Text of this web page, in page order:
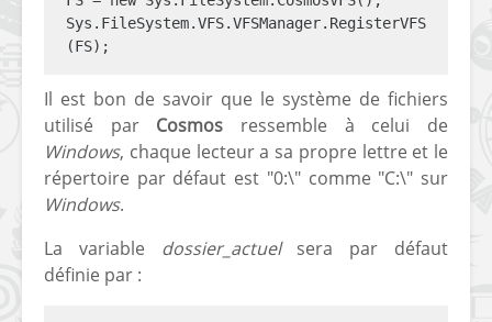
Sys.FileSystem.VFS.VFSManager.RegisterVFS
(FS);
Il est bon de savoir que le système de fichiers
utilisé par Cosmos ressemble à celui de
Windows, chaque lecteur a sa propre lettre et le
répertoire par défaut est "0:\" comme "C:\" sur
Windows.
La variable dossier_actuelsera par défaut
définie par :